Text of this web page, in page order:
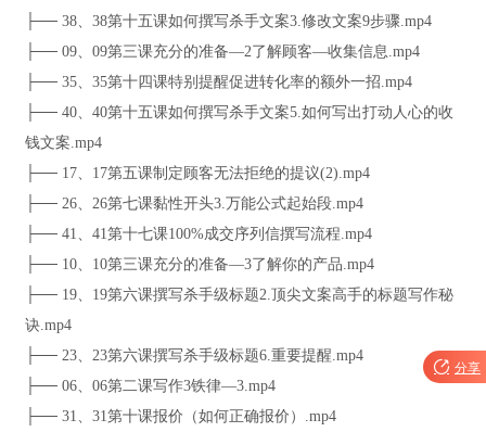
├── 38、38第十五课如何撰写杀手文案3.修改文案9步骤.mp4
├── 09、09第三课充分的准备—2了解顾客—收集信息.mp4
├── 35、35第十四课特别提醒促进转化率的额外一招.mp4
├── 40、40第十五课如何撰写杀手文案5.如何写出打动人心的收
钱文案.mp4
├── 17、17第五课制定顾客无法拒绝的提议(2).mp4
├── 26、26第七课黏性开头3.万能公式起始段.mp4
├── 41、41第十七课100%成交序列信撰写流程.mp4
├── 10、10第三课充分的准备—3了解你的产品.mp4
├── 19、19第六课撰写杀手级标题2.顶尖文案高手的标题写作秘
诀.mp4
├── 23、23第六课撰写杀手级标题6.重要提醒.mp4
├── 06、06第二课写作3铁律—3.mp4
├── 31、31第十课报价（如何正确报价）.mp4
 分享